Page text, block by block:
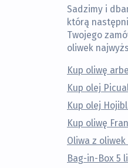
Sadzimy i
którą
Twojego
oliwek
Kup oliwę
Kup olej
Kup olej
Kup oliwę
Oliwa z
Bag-in-Box 5